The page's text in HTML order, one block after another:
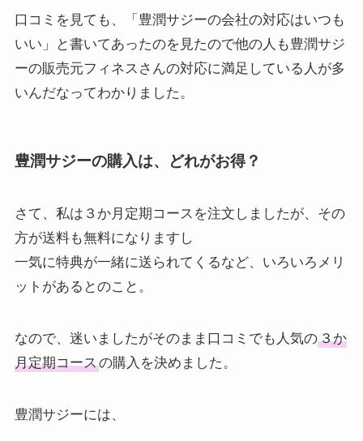
口コミを見ても、「豊潤サジーの会社の対応はいつも
いい」と書いてあったのを見たので他の人も豊潤サジ
ーの販売元フィネスさんの対応に満足している人が多
いんだなってわかりました。
豊潤サジーの購入は、どれがお得？
さて、私は３か月定期コースを注文しましたが、その
方が送料も無料になりますし
一気に特典が一緒に送られてくるなど、いろいろメリ
ットがあるとのこと。
なので、迷いましたがそのまま口コミでも人気の３か
月定期コースの購入を決めました。
豊潤サジーには、